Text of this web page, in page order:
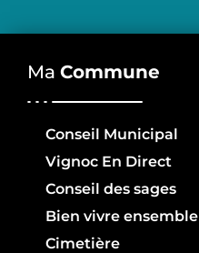
Ma Commune
Conseil Municipal
Vignoc En Direct
Conseil des sages
Bien vivre ensemble
Cimetière